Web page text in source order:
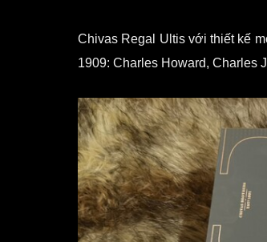
Chivas Regal Ultis với thiết kế
1909: Charles Howard, Charles